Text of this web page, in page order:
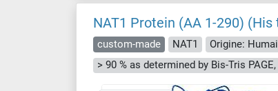
NAT1 Protein (AA 1-290) (His
custom-made NAT1 Origine: